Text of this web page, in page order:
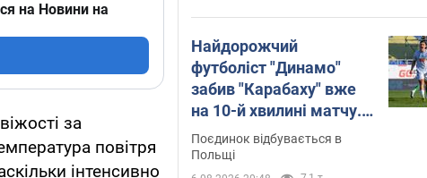
на Новини на
за
повітря
інтенсивно
Найдорожчий
футболіст "Динамо"
забив "Карабаху" вже
на 10-й хвилині матчу.
Відео
Поєдинок відбувається в
Польщі